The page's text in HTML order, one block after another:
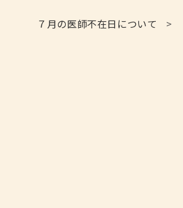
７月の医師不在日について >